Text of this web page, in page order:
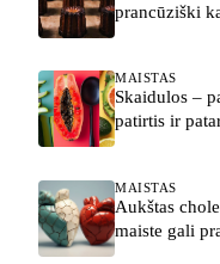
prancūziški
MAISTAS
Skaidulos –
patirtis ir
MAISTAS
Aukštas
maiste gali